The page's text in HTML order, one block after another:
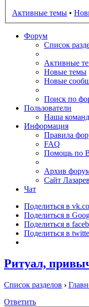
Активные темы •
Форум
Список
Активные
Новые темы
Новые
Поиск по
Пользователи
Наша
Информация
Правила
FAQ
Помощь по
Архив
Сайт
Чат
Поделиться в
Поделиться в
Поделиться в
Поделиться в
Ритуал,
Список разделов ›
Ответить